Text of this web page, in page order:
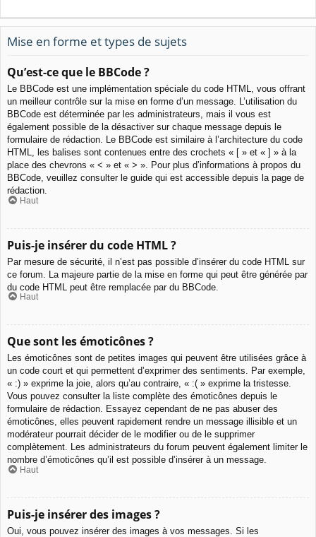
Mise en forme et types de sujets
Qu’est-ce que le BBCode ?
Le BBCode est une implémentation spéciale du code HTML, vous offrant
un meilleur contrôle sur la mise en forme d’un message. L’utilisation du
BBCode est déterminée par les administrateurs, mais il vous est
également possible de la désactiver sur chaque message depuis le
formulaire de rédaction. Le BBCode est similaire à l’architecture du code
HTML, les balises sont contenues entre des crochets « [ » et « ] » à la
place des chevrons « < » et « > ». Pour plus d’informations à propos du
BBCode, veuillez consulter le guide qui est accessible depuis la page de
rédaction.
Haut
Puis-je insérer du code HTML ?
Par mesure de sécurité, il n’est pas possible d’insérer du code HTML sur
ce forum. La majeure partie de la mise en forme qui peut être générée par
du code HTML peut être remplacée par du BBCode.
Haut
Que sont les émoticônes ?
Les émoticônes sont de petites images qui peuvent être utilisées grâce à
un code court et qui permettent d’exprimer des sentiments. Par exemple,
« :) » exprime la joie, alors qu’au contraire, « :( » exprime la tristesse.
Vous pouvez consulter la liste complète des émoticônes depuis le
formulaire de rédaction. Essayez cependant de ne pas abuser des
émoticônes, elles peuvent rapidement rendre un message illisible et un
modérateur pourrait décider de le modifier ou de le supprimer
complètement. Les administrateurs du forum peuvent également limiter le
nombre d’émoticônes qu’il est possible d’insérer à un message.
Haut
Puis-je insérer des images ?
Oui, vous pouvez insérer des images à vos messages. Si les